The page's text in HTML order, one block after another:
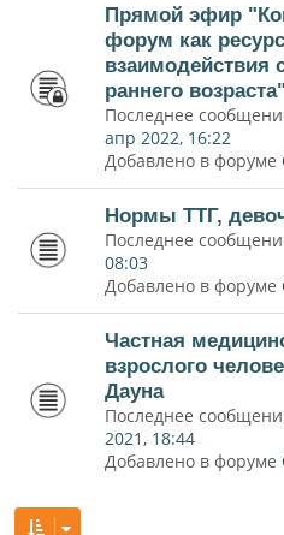
Прямой эфир
форум как
взаимодействия
раннего возраста"
Последнее
апр 2022, 16:22
Добавлено в форуме
Нормы ТТГ,
Последнее
08:03
Добавлено в форуме
Частная
взрослого
Дауна
Последнее
2021, 18:44
Добавлено в форуме